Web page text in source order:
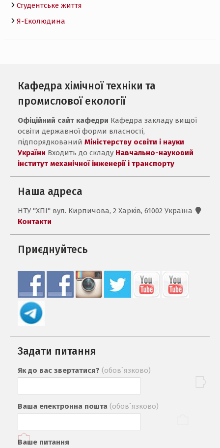
Студентське життя
Я-Еколюдина
Кафедра хімічної техніки та
промислової екології
Офіційний сайт кафедри Кафедра закладу вищої
освіти державної форми власності,
підпорядкованийМіністерству освіти і науки
України Входить до складу Навчально-науковий
інститут механічної інженерії і транспорту
Наша адреса
НТУ "ХПІ" вул. Кирпичова, 2 Харків, 61002 Україна
Контакти
Приєднуйтесь
Задати питання
Як до вас звертатися? (обов`язково)
Ваша електронна пошта (обов`язково)
Ваше питання